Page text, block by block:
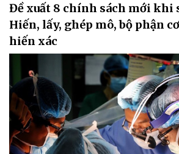
Đề xuất 8 chính sách mới khi
Hiến, lấy, ghép mô, bộ phận
hiến xác